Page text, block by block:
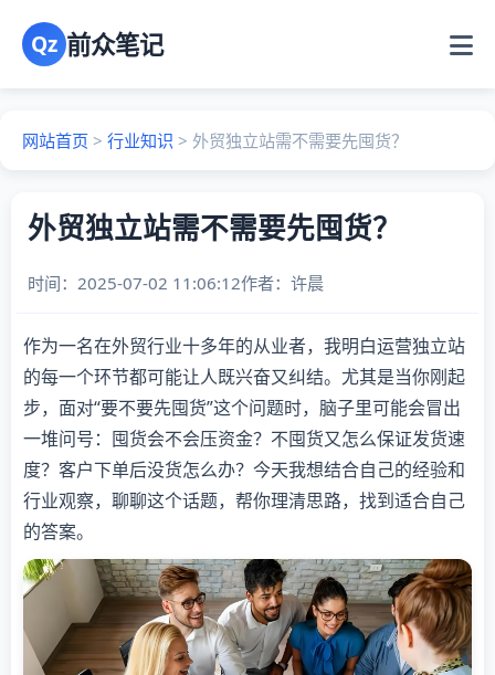
Qz 前众笔记
网站首页 > 行业知识 > 外贸独立站需不需要先囤货？
外贸独立站需不需要先囤货？
时间：2025-07-02 11:06:12作者： 许晨
作为一名在外贸行业十多年的从业者，我明白运营独立站
的每一个环节都可能让人既兴奋又纠结。尤其是当你刚起
步，面对“要不要先囤货”这个问题时，脑子里可能会冒出
一堆问号：囤货会不会压资金？不囤货又怎么保证发货速
度？客户下单后没货怎么办？今天我想结合自己的经验和
行业观察，聊聊这个话题，帮你理清思路，找到适合自己
的答案。